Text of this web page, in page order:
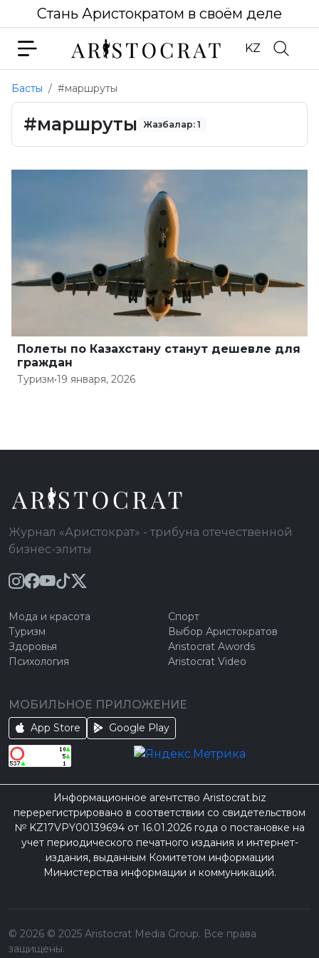
Стань Аристократом в своём деле
KZ
Басты #маршруты
#маршруты Жазбалар: 1
Полеты по Казахстану станут дешевле для
граждан
Туризм•19 января, 2026
Журнал «Аристократ» - трибуна отечественной
бизнес-элиты
Мода и красота
Туризм
Здоровья
Психология
Спорт
Выбор Аристократов
Aristocrat Awords
Aristocrat Video
МОБИЛЬНОЕ ПРИЛОЖЕНИЕ
App Store Google Play
Информационное агентство Aristocrat.biz
перерегистрировано в соответствии со свидетельством
№ KZ17VPY00139694 от 16.01.2026 года о постановке на
учет периодического печатного издания и интернет-
издания, выданным Комитетом информации
Министерства информации и коммуникаций.
© 2026 © 2025 Aristocrat Media Group. Все права
защищены.